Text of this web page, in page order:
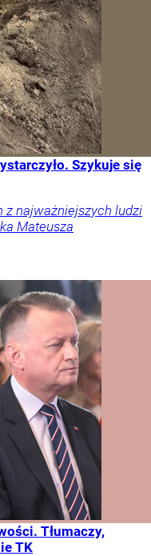
Szykuje się
z najważniejszych ludzi
Mateusza
Tłumaczy,
TK